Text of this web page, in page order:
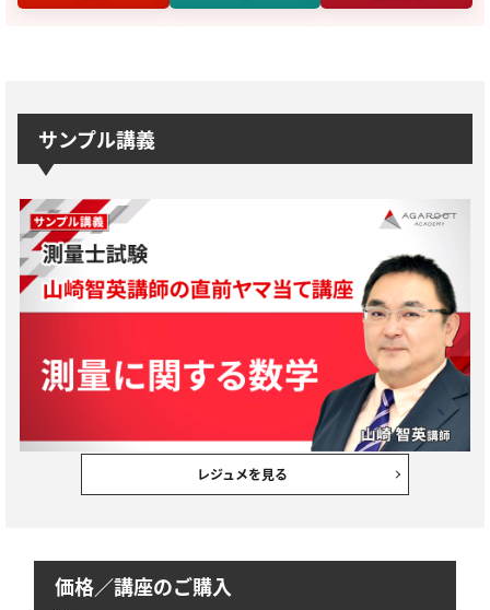
サンプル講義
レジュメを見る
価格／講座のご購入